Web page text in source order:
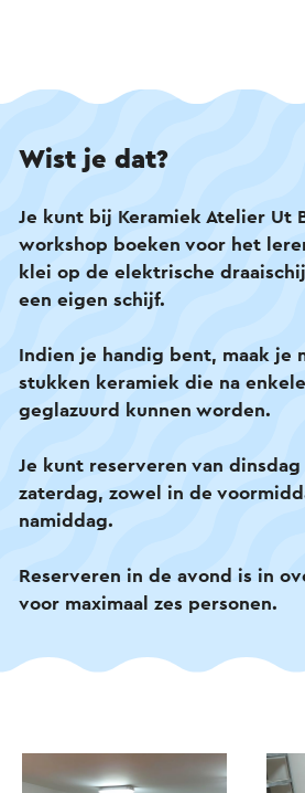
Wist je dat?
Je kunt bij Keramiek Atelier Ut
workshop boeken voor het
klei op de elektrische
een eigen schijf.
Indien je handig bent, maak je
stukken keramiek die na
geglazuurd kunnen worden.
Je kunt reserveren van
zaterdag, zowel in de
namiddag.
Reserveren in de avond is in
voor maximaal zes personen.